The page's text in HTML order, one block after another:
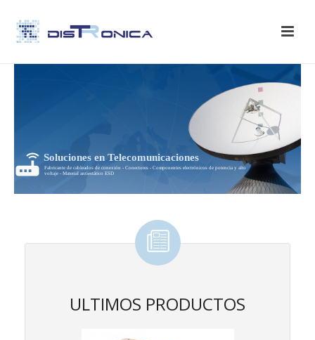
Soluciones en Telecomunicaciones
Fabricante de cableados de conexión - Conectores - Componentes electrónicos de potencia y alto
voltaje - Material antiestático ESD
ULTIMOS PRODUCTOS